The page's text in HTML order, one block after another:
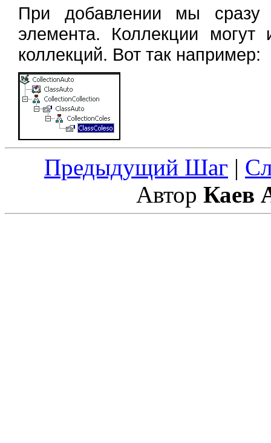
При добавлении мы сразу
элемента. Коллекции могут
коллекций. Вот так например:
Предыдущий Шаг |
Автор Каев